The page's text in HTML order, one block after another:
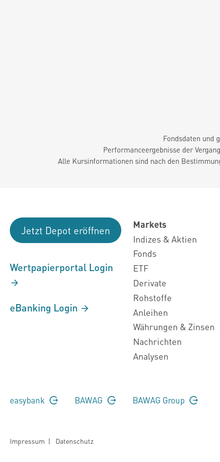
Fondsdaten und
Performanceergebnisse der
Alle Kursinformationen sind nach den
Jetzt Depot eröffnen
Wertpapierportal Login
eBanking Login
Markets
Indizes & Aktien
Fonds
ETF
Derivate
Rohstoffe
Anleihen
Währungen & Zinsen
Nachrichten
Analysen
easybank BAWAG BAWAG Group
Impressum | Datenschutz